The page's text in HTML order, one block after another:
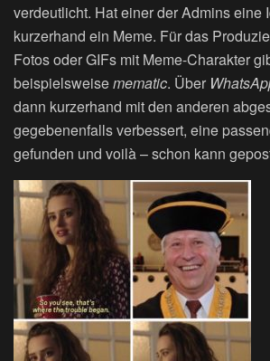
verdeutlicht. Hat einer der Admins eine
kurzerhand ein Meme. Für das
Fotos oder GIFs mit Meme-Charakter
beispielsweisemematic. Über
dann kurzerhand mit den anderen
gegebenenfalls verbessert, eine
gefunden und voilà – schon kann